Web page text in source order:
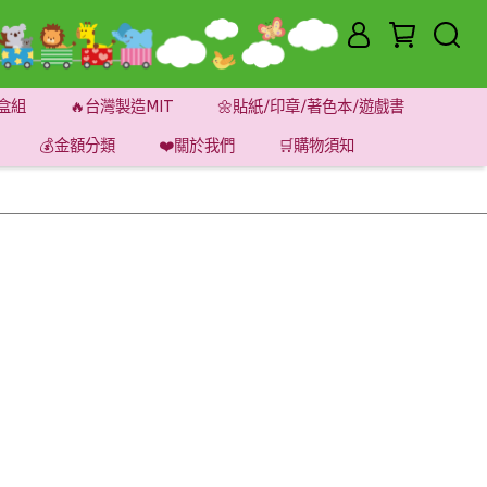
組 🔥台灣製造MIT 🌼貼紙/印章/著色本/遊戲書
💰金額分類 ❤️關於我們 🛒購物須知